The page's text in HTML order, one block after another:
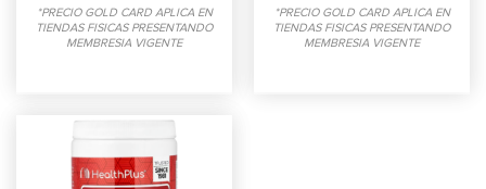
*PRECIO GOLD CARD APLICA EN
TIENDAS FISICAS PRESENTANDO
MEMBRESIA VIGENTE
*PRECIO GOLD CARD APLICA EN
TIENDAS FISICAS PRESENTANDO
MEMBRESIA VIGENTE